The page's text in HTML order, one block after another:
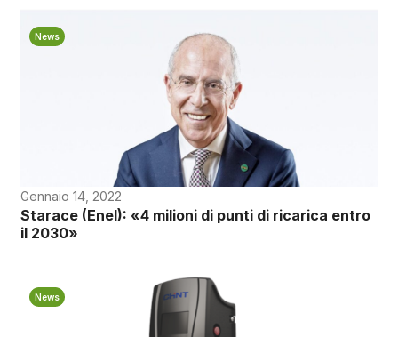
News
Gennaio 14, 2022
Starace (Enel): «4 milioni di punti di ricarica entro
il 2030»
News